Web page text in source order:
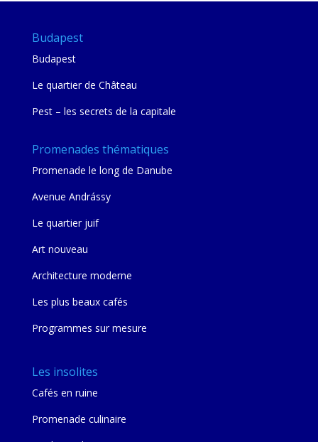
Budapest
Budapest
Le quartier de Château
Pest – les secrets de la capitale
Promenades thématiques
Promenade le long de Danube
Avenue Andrássy
Le quartier juif
Art nouveau
Architecture moderne
Les plus beaux cafés
Programmes sur mesure
Les insolites
Cafés en ruine
Promenade culinaire